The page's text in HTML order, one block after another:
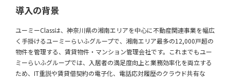
導入の背景
ユーミーClassは、神奈川県の湘南エリアを中心に不動産関連事業を幅広
く手掛けるユーミーらいふグループで、湘南エリア最多の12,000戸超の
物件を管理する、賃貸物件・マンション管理会社です。これまでもユー
ミーらいふグループでは、入居者の満足度向上と業務効率化を両立する
ため、IT重説や賃貸借契約の電子化、電話応対履歴のクラウド共有な